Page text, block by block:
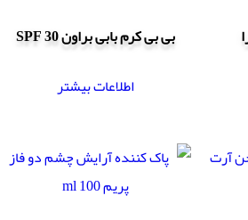
بی بی کرم بابی براون SPF 30
اطلاعات بیشتر